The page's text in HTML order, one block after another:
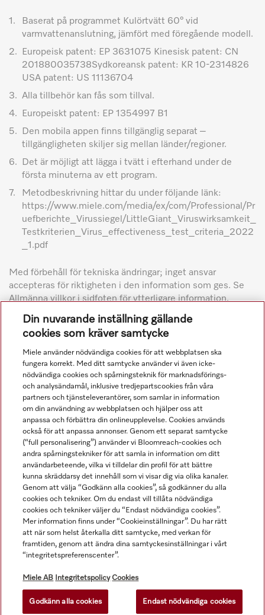
1.
Baserat på programmet Kulörtvätt 60° vid
varmvattenanslutning, jämfört med föregående modell.
2.
Europeisk patent: EP 3631075 Kinesisk patent: CN
201880035738Sydkoreansk patent: KR 10-2314826
USA patent: US 11136704
3. Alla tillbehör kan fås som tillval.
4.
Europeiskt patent: EP 1354997 B1
5.
Den mobila appen finns tillgänglig separat –
tillgängligheten skiljer sig mellan länder/regioner.
6.
Det är möjligt att lägga i tvätt i efterhand under de
första minuterna av ett program.
7.
Metodbeskrivning hittar du under följande länk:
https://www.miele.com/media/ex/com/Professional/Pr
uefberichte_Virussiegel/LittleGiant_Viruswirksamkeit_
Testkriterien_Virus_effectiveness_test_criteria_2022
_1.pdf
Med förbehåll för tekniska ändringar; inget ansvar
accepteras för riktigheten i den information som ges. Se
Allmänna villkor i sidfoten för ytterligare information.
Navigering
Service
Alla produktpriser är exklusive moms.
Din nuvarande inställning gällande
cookies som kräver samtycke
Miele använder nödvändiga cookies för att webbplatsen ska
fungera korrekt. Med ditt samtycke använder vi även icke-
nödvändiga cookies och spårningsteknik för marknadsförings-
och analysändamål, inklusive tredjepartscookies från våra
partners och tjänsteleverantörer, som samlar in information
om din användning av webbplatsen och hjälper oss att
anpassa och förbättra din onlineupplevelse. Cookies används
också för att anpassa annonser. Genom ett separat samtycke
(“full personalisering”) använder vi Bloomreach-cookies och
andra spårningstekniker för att samla in information om ditt
användarbeteende, vilka vi tilldelar din profil för att bättre
kunna skräddarsy det innehåll som vi visar dig via olika kanaler.
Genom att välja “Godkänn alla cookies”, så godkänner du alla
cookies och tekniker. Om du endast vill tillåta nödvändiga
cookies och tekniker väljer du “Endast nödvändiga cookies”.
Mer information finns under “Cookieinställningar”. Du har rätt
att när som helst återkalla ditt samtycke, med verkan för
framtiden, genom att ändra dina samtyckesinställningar i vårt
“integritetspreferenscenter”.
Miele AB Integritetspolicy Cookies
Godkänn alla cookies Endast nödvändiga cookies